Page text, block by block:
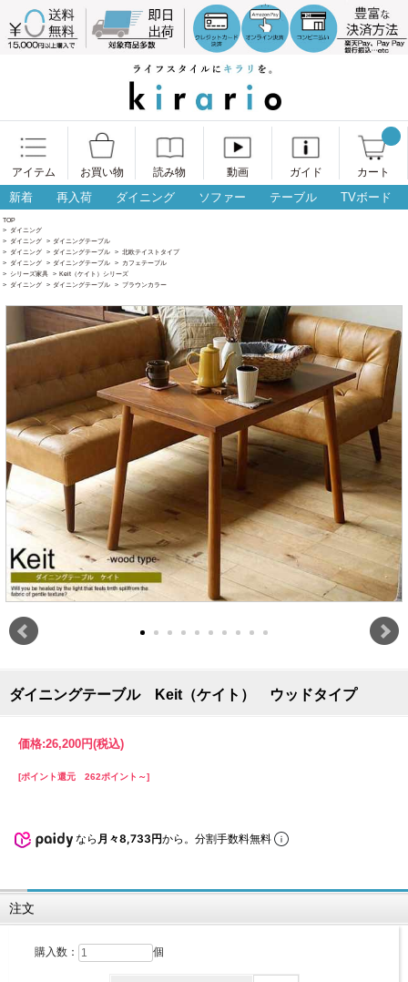
アイテム お買い物 読み物 動画 ガイド カート
新着 再入荷 ダイニング ソファー テーブル TVボード
TOP
> ダイニング
> ダイニング > ダイニングテーブル
> ダイニング > ダイニングテーブル > 北欧テイストタイプ
> ダイニング > ダイニングテーブル > カフェテーブル
> シリーズ家具 > Keit（ケイト）シリーズ
> ダイニング > ダイニングテーブル > ブラウンカラー
ダイニングテーブル Keit（ケイト） ウッドタイプ
価格:26,200円(税込)
[ポイント還元 262ポイント～]
なら 月々8,733円から。分割手数料無料
注文
購入数： 個